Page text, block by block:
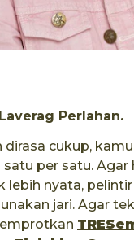
Perlahan.
dirasa cukup,
satu per satu.​ Agar
lebih nyata,
jari. Agar